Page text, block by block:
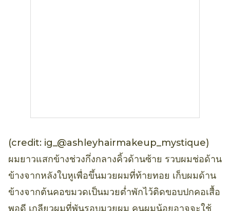
(credit: ig_@ashleyhairmakeup_mystique)
ผมยาวแสกข้างช่วงกึ่งกลางคิ้วด้านซ้าย รวบผมช่อด้าน
ข้างจากหลังใบหูเพื่อขึ้นมวยผมที่ท้ายทอย เก็บผมด้าน
ข้างจากต้นคอขมวดเป็นมวยต่ำพักไว้ติดขอบปกคอเสื้อ
พอดี เกลียวผมที่พันรอบมวยผม คนผมน้อยอาจจะใช้